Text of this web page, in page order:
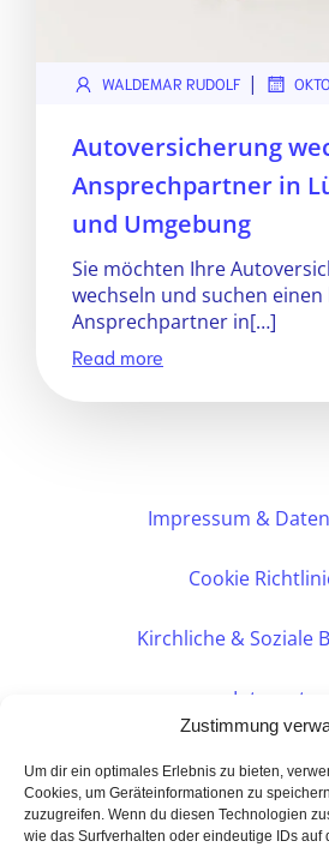
Zustimmung
Um dir ein optimales Erlebnis zu bieten,
Cookies, um Geräteinformationen zu
zuzugreifen. Wenn du diesen Technologien
wie das Surfverhalten oder eindeutige IDs auf
WALDEMAR RUDOLF |
Autoversicherung
Ansprechpartner in
und Umgebung
Sie möchten Ihre
wechseln und suchen
Ansprechpartner in[…]
Read more
Impressum &
Cookie
Kirchliche & Soziale
Intranet
PERSÖNLICHE